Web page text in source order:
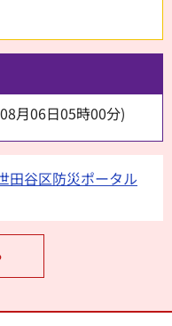
月06日05時00分)
田谷区防災ポータル